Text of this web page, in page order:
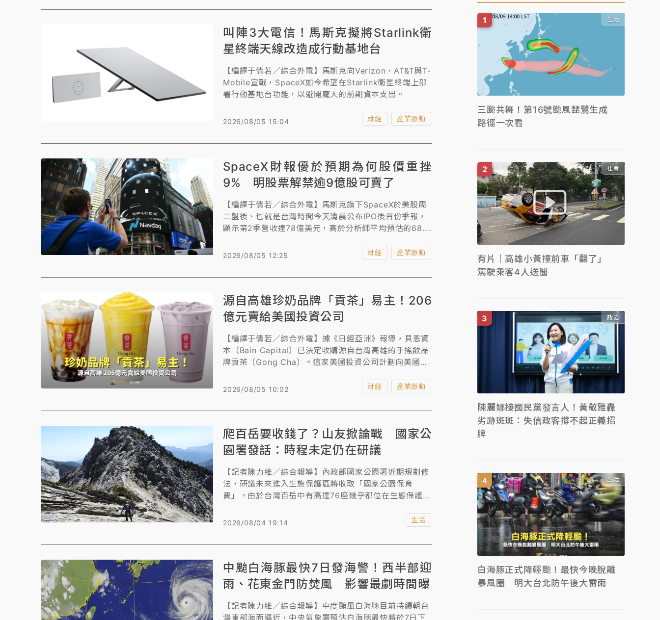
叫陣3大電信！馬斯克擬將Starlink衛
星終端天線改造成行動基地台
【編譯于倩若／綜合外電】馬斯克向Verizon、AT&T與T-
Mobile宣戰，SpaceX如今希望在Starlink衛星終端上部
署行動基地台功能，以避開龐大的前期資本支出。
2026/08/05 15:04 財經 產業脈動
SpaceX財報優於預期為何股價重挫
9% 明股票解禁逾9億股可賣了
【編譯于倩若／綜合外電】馬斯克旗下SpaceX於美股周
二盤後、也就是台灣時間今天清晨公布IPO後首份季報，
顯示第2季營收達78億美元，高於分析師平均預估的68.1
24美分。不過，其第2季資本支出大增至約184億美元，
財報後，投資人接下來將迎來另一項重大考驗。周四起，
除閉鎖期，可正式出售。
2026/08/05 12:25 財經 產業脈動
源自高雄珍奶品牌「貢茶」易主！206
億元賣給美國投資公司
【編譯于倩若／綜合外電】據《日經亞洲》報導，貝恩資
本（Bain Capital）已決定收購源自台灣高雄的手搖飲品
牌貢茶（Gong Cha）。這家美國投資公司計劃向美國私
過6.35億美元（約206.04億台幣）。
2026/08/05 10:02 財經 產業脈動
爬百岳要收錢了？山友掀論戰 國家公
園署發話：時程未定仍在研議
【記者陳力維／綜合報導】內政部國家公園署近期規劃修
法，研議未來進入生態保護區將收取「國家公園保育
費」。由於台灣百岳中有高達76座幾乎都位在生態保護區
116年（2027年），也就是明年就上路。消息傳出後，隨
升山區軟硬體設施；但也有社群論點強烈質疑缺乏配套措
致相關偏差行徑。
2026/08/04 19:14 生活
中颱白海豚最快7日發海警！西半部迎
雨、花東金門防焚風 影響最劇時間曝
【記者陳力維／綜合報導】中度颱風白海豚目前持續朝台
灣東部海面逼近，中央氣象署預估白海豚最快將於7日下
生活
三颱共舞！第16號颱風琵鷺生成
路徑一次看
社會
有片｜高雄小黃撞前車「翻了」
駕駛乘客4人送醫
政治
陳麗娜接國民黨發言人！黃敬雅轟
劣跡斑斑：失信政客撐不起正義招
牌
生活
白海豚正式降輕颱！最快今晚脫離
暴風圈 明大台北防午後大雷雨